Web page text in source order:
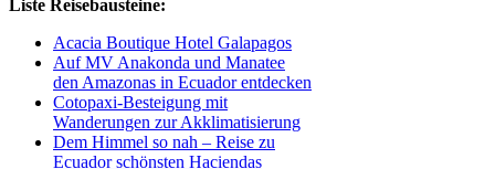
Liste Reisebausteine:
Acacia Boutique Hotel Galapagos
Auf MV Anakonda und Manatee
den Amazonas in Ecuador entdecken
Cotopaxi-Besteigung mit
Wanderungen zur Akklimatisierung
Dem Himmel so nah – Reise zu
Ecuador schönsten Haciendas